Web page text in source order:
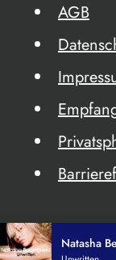
AGB
Natasha